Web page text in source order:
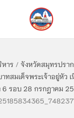
าร / จังหวัดสมุทรปรา
ทสมเด็จพระเจ้าอยู่หัว
6 รอบ 28 กรกฎาคม